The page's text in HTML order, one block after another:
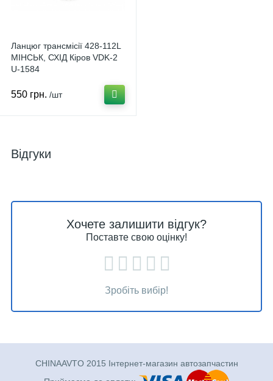
Ланцюг трансмісії 428-112L
МІНСЬК, СХІД Кіров VDK-2
U-1584
550 грн. /шт
Відгуки
Хочете залишити відгук?
Поставте свою оцінку!
Зробіть вибір!
CHINAAVTO 2015 Інтернет-магазин автозапчастин